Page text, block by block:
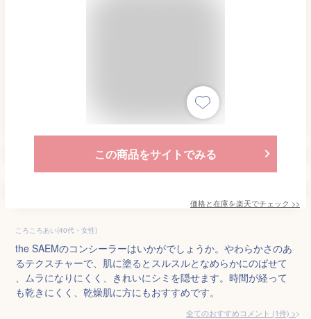
この商品をサイトでみる
価格と在庫を楽天でチェック >>
ころころあい(40代・女性)
the SAEMのコンシーラーはいかがでしょうか。やわらかさのあ
るテクスチャーで、肌に塗るとスルスルとなめらかにのばせて
、ムラになりにくく、きれいにシミを隠せます。時間が経って
も乾きにくく、乾燥肌に方にもおすすめです。
全てのおすすめコメント (1件) >